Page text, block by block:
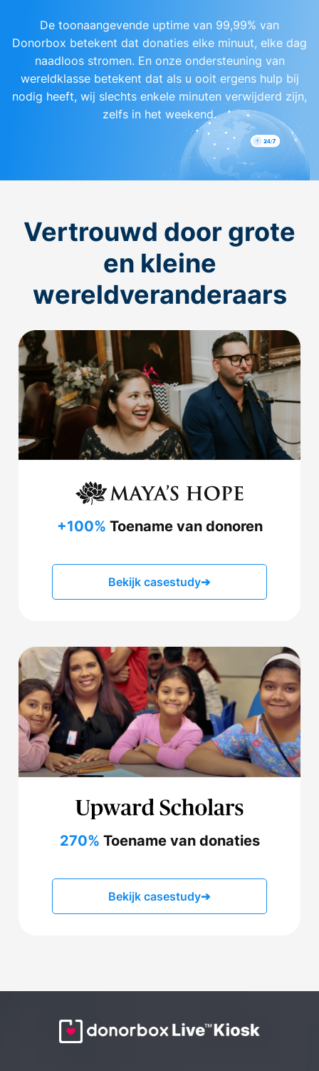
De toonaangevende uptime van 99,99% van
Donorbox betekent dat donaties elke minuut, elke dag
naadloos stromen. En onze ondersteuning van
wereldklasse betekent dat als u ooit ergens hulp bij
nodig heeft, wij slechts enkele minuten verwijderd zijn,
zelfs in het weekend.
Vertrouwd door grote
en kleine
wereldveranderaars
+100% Toename van donoren
Bekijk casestudy➔
270% Toename van donaties
Bekijk casestudy➔